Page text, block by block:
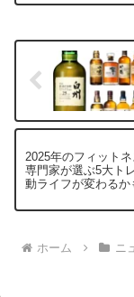
2025年のフィット
専門家が選ぶ5大ト
動ライフが変わるか
ホーム ニ